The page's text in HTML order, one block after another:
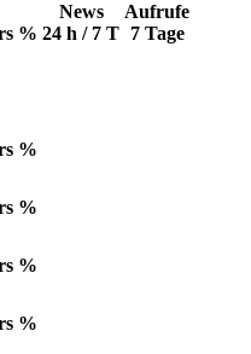
%
News
24 h / 7 T
Aufrufe
7 Tage
%
%
%
%